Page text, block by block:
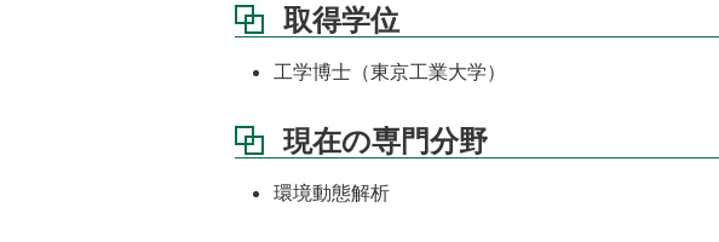
取得学位
工学博士（東京工業大学）
現在の専門分野
環境動態解析